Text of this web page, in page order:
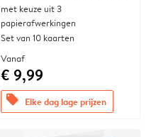
met keuze uit 3
papierafwerkingen
Set van 10 kaarten
Vanaf
€ 9,99
offers Elke dag lage prijzen